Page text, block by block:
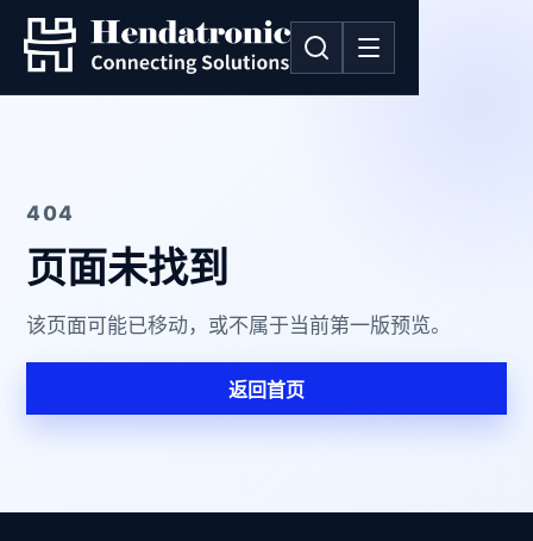
404
页面未找到
该页面可能已移动，或不属于当前第一版预览。
返回首页